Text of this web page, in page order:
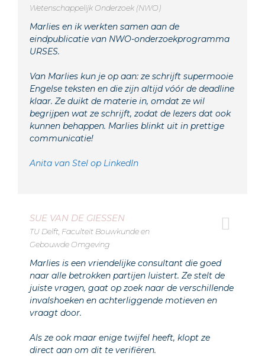
Wetenschappelijk Onderzoek (NWO)
Marlies en ik werkten samen aan de
eindpublicatie van NWO-onderzoekprogramma
URSES.
Van Marlies kun je op aan: ze schrijft supermooie
Engelse teksten en die zijn altijd vóór de deadline
klaar. Ze duikt de materie in, omdat ze wil
begrijpen wat ze schrijft, zodat de lezers dat ook
kunnen behappen. Marlies blinkt uit in prettige
communicatie!
Anita van Stel op LinkedIn
SUE VAN DE GIESSEN
TU Delft, Faculteit Bouwkunde en
Gebouwde Omgeving
Marlies is een vriendelijke consultant die goed
naar alle betrokken partijen luistert. Ze stelt de
juiste vragen, gaat op zoek naar de verschillende
invalshoeken en achterliggende motieven en
vraagt door.
Als ze ook maar enige twijfel heeft, klopt ze
direct aan om dit te verifiëren.